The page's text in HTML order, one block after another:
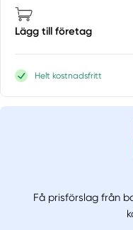
Lägg till företag
Helt kostnadsfritt
Få prisförslag från